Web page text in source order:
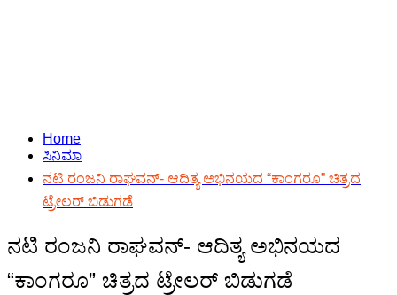
Home
ಸಿನಿಮಾ
ನಟಿ ರಂಜನಿ ರಾಘವನ್- ಆದಿತ್ಯ ಅಭಿನಯದ “ಕಾಂಗರೂ” ಚಿತ್ರದ
ಟ್ರೇಲರ್ ಬಿಡುಗಡೆ
ನಟಿ ರಂಜನಿ ರಾಘವನ್- ಆದಿತ್ಯ ಅಭಿನಯದ
“ಕಾಂಗರೂ” ಚಿತ್ರದ ಟ್ರೇಲರ್ ಬಿಡುಗಡೆ